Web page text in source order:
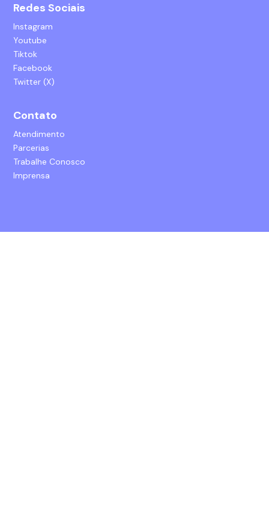
Redes Sociais
Instagram
Youtube
Tiktok
Facebook
Twitter (X)
Contato
Atendimento
Parcerias
Trabalhe Conosco
Imprensa